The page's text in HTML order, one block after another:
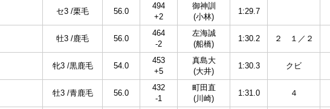
セ3 /栗毛 56.0
494
+2
御神訓
(小林)
1:29.7
牡3 /鹿毛 56.0
464
-2
左海誠
(船橋)
1:30.2 ２ １／２
牝3 /黒鹿毛 54.0
453
+5
真島大
(大井)
1:30.3 クビ
牡3 /青鹿毛 56.0
432
-1
町田直
(川崎)
1:31.0 ４